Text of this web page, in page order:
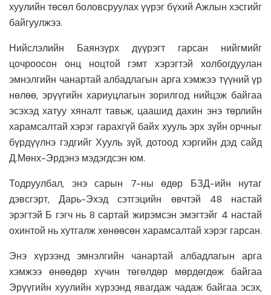
хуулийн төсөл боловсруулах үүрэг бүхий Ажлын хэсгийг
байгуулжээ.
Нийслэлийн Баянзүрх дүүрэгт гарсан нийгмийг
цочроосон онц ноцтой гэмт хэрэгтэй холбогдуулан
эмнэлгийн чанартай албадлагын арга хэмжээ түүний үр
нөлөө, эрүүгийн хариуцлагын зорилгод нийцэж байгаа
эсэхэд хатуу хяналт тавьж, цаашид дахин энэ төрлийн
харамсалтай хэрэг гарахгүй байх хууль эрх зүйн орчныг
бүрдүүлнэ гэдгийг Хууль зүй, дотоод хэргийн дэд сайд
Д.Мөнх-Эрдэнэ мэдэгдсэн юм.
Тодруулбал, энэ сарын 7-ны өдөр БЗД-ийн нутаг
дэвсгэрт, Дарь-Эхэд сэтгэцийн өвчтэй 48 настай
эрэгтэй Б гэгч нь 8 сартай жирэмсэн эмэгтэйг 4 настай
охинтой нь хутгалж хөнөөсөн харамсалтай хэрэг гарсан.
Энэ хүрээнд эмнэлгийн чанартай албадлагын арга
хэмжээ өнөөдөр хүчин төгөлдөр мөрдөгдөж байгаа
Эрүүгийн хуулийн хүрээнд явагдаж чадаж байгаа эсэх,